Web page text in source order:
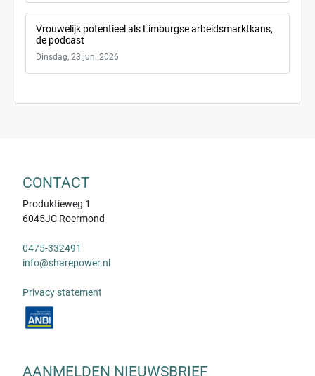
Vrouwelijk potentieel als Limburgse arbeidsmarktkans,
de podcast
Dinsdag, 23 juni 2026
CONTACT
Produktieweg 1
6045JC Roermond
0475-332491
info@sharepower.nl
Privacy statement
AANMELDEN NIEUWSBRIEF